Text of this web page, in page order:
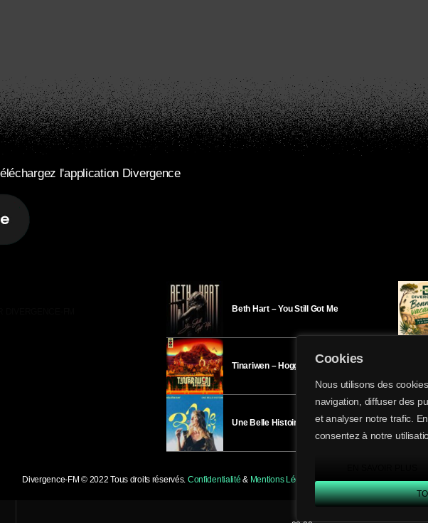
Cookies
Nous utilisons des
navigation, diffuser des
et analyser notre trafic.
consentez à notre
l'application Divergence
Beth Hart – You Still Got Me
Tinariwen – Hoggar
Une Belle Histoire – Héloïse Bay
Divergence-FM © 2022 Tous droits réservés. Confidentialité & Mentions Légales.